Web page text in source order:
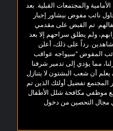
والمجتمعات القبلية. بعد
أبريل 2019، حاول نائب مفوض بيشاور إجبار
تم القبض على مقدمي
ولم يطلق سراحهم إلا بعد
رداً على ذلك، أعلن
المفوض "سيواجه عواقب
مما يؤدي إلى تدمير شرفنا
أن شعب البشتون لا يتنازل
تفضيل أولئك الذين تم
مكافحة شلل الأطفال
التحصين من دخول